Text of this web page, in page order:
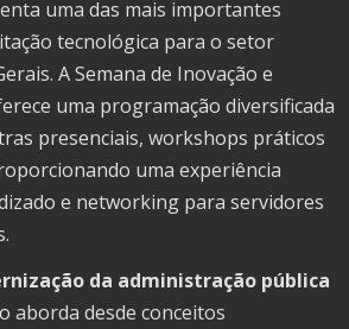
uma das mais importantes
tecnológica para o setor
A Semana de Inovação e
uma programação diversificada
presenciais, workshops práticos
uma experiência
e networking para servidores
da administração pública
aborda desde conceitos